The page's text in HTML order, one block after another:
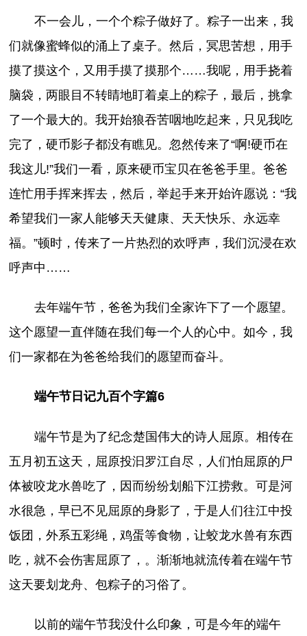
不一会儿，一个个粽子做好了。粽子一出来，我
们就像蜜蜂似的涌上了桌子。然后，冥思苦想，用手
摸了摸这个，又用手摸了摸那个……我呢，用手挠着
脑袋，两眼目不转睛地盯着桌上的粽子，最后，挑拿
了一个最大的。我开始狼吞苦咽地吃起来，只见我吃
完了，硬币影子都没有瞧见。忽然传来了“啊!硬币在
我这儿!”我们一看，原来硬币宝贝在爸爸手里。爸爸
连忙用手挥来挥去，然后，举起手来开始许愿说：“我
希望我们一家人能够天天健康、天天快乐、永远幸
福。”顿时，传来了一片热烈的欢呼声，我们沉浸在欢
呼声中……
去年端午节，爸爸为我们全家许下了一个愿望。
这个愿望一直伴随在我们每一个人的心中。如今，我
们一家都在为爸爸给我们的愿望而奋斗。
端午节日记九百个字篇6
端午节是为了纪念楚国伟大的诗人屈原。相传在
五月初五这天，屈原投汩罗江自尽，人们怕屈原的尸
体被咬龙水兽吃了，因而纷纷划船下江捞救。可是河
水很急，早已不见屈原的身影了，于是人们往江中投
饭团，外系五彩绳，鸡蛋等食物，让蛟龙水兽有东西
吃，就不会伤害屈原了，。渐渐地就流传着在端午节
这天要划龙舟、包粽子的习俗了。
以前的端午节我没什么印象，可是今年的端午